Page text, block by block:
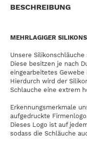
BESCHREIBUNG
MEHRLAGIGER
Unsere
Diese besitzen je nach
eingearbeitetes Gewebe
Hierdurch wird der
Schlauche eine extrem
Erkennungsmerkmale
aufgedruckte
Dieses Logo ist auf
sodass die Schläuche